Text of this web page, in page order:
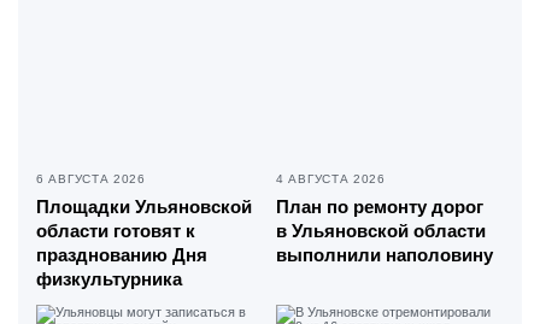
6 АВГУСТА 2026
Площадки Ульяновской
области готовят к
празднованию Дня
физкультурника
4 АВГУСТА 2026
План по ремонту дорог
в Ульяновской области
выполнили наполовину